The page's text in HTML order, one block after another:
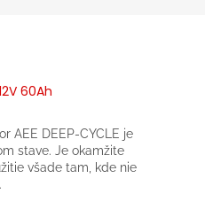
60Ah
AEE DEEP-CYCLE je
stave. Je okamžite
všade tam, kde nie